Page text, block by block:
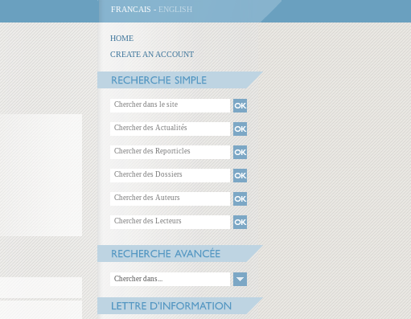
FRANCAIS - ENGLISH
HOME
CREATE AN ACCOUNT
Chercher dans...